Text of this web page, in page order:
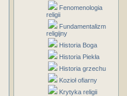
Fenomenologia
religii
Fundamentalizm
religijny
Historia Boga
Historia Piekła
Historia grzechu
Kozioł ofiarny
Krytyka religii